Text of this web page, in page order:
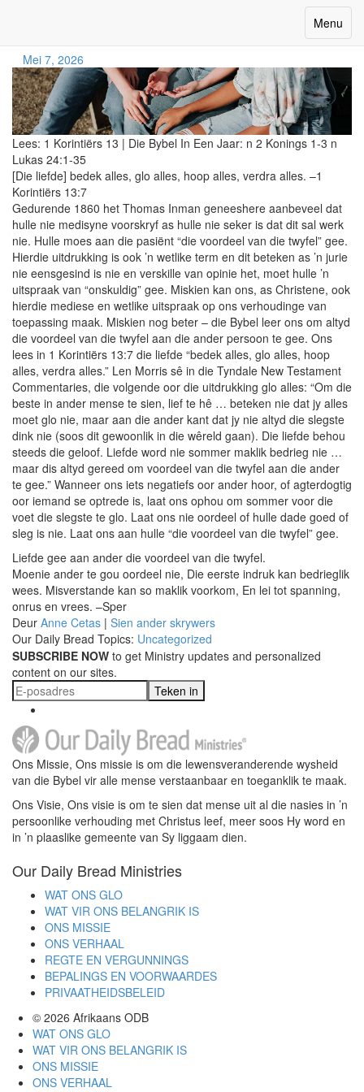
Toggle
Menu
Mei 7, 2026
Lees: 1 Korintiërs 13 | Die Bybel In Een Jaar: n 2 Konings 1-3 n
Lukas 24:1-35
[Die liefde] bedek alles, glo alles, hoop alles, verdra alles. –1
Korintiërs 13:7
Gedurende 1860 het Thomas Inman geneeshere aanbeveel dat
hulle nie medisyne voorskryf as hulle nie seker is dat dit sal werk
nie. Hulle moes aan die pasiënt “die voordeel van die twyfel” gee.
Hierdie uitdrukking is ook ’n wetlike term en dit beteken as ’n jurie
nie eensgesind is nie en verskille van opinie het, moet hulle ’n
uitspraak van “onskuldig” gee. Miskien kan ons, as Christene, ook
hierdie mediese en wetlike uitspraak op ons verhoudinge van
toepassing maak. Miskien nog beter – die Bybel leer ons om altyd
die voordeel van die twyfel aan die ander persoon te gee. Ons
lees in 1 Korintiërs 13:7 die liefde “bedek alles, glo alles, hoop
alles, verdra alles.” Len Morris sê in die Tyndale New Testament
Commentaries, die volgende oor die uitdrukking glo alles: “Om die
beste in ander mense te sien, lief te hê … beteken nie dat jy alles
moet glo nie, maar aan die ander kant dat jy nie altyd die slegste
dink nie (soos dit gewoonlik in die wêreld gaan). Die liefde behou
steeds die geloof. Liefde word nie sommer maklik bedrieg nie …
maar dis altyd gereed om voordeel van die twyfel aan die ander
te gee.” Wanneer ons iets negatiefs oor ander hoor, of agterdogtig
oor iemand se optrede is, laat ons ophou om sommer voor die
voet die slegste te glo. Laat ons nie oordeel of hulle dade goed of
sleg is nie. Laat ons aan hulle “die voordeel van die twyfel” gee.
Liefde gee aan ander die voordeel van die twyfel.
Moenie ander te gou oordeel nie, Die eerste indruk kan bedrieglik
wees. Misverstande kan so maklik voorkom, En lei tot spanning,
onrus en vrees. –Sper
Deur Anne Cetas | Sien ander skrywers
Our Daily Bread Topics: Uncategorized
SUBSCRIBE NOW to get Ministry updates and personalized
content on our sites.
Teken in
Ons Missie, Ons missie is om die lewensveranderende wysheid
van die Bybel vir alle mense verstaanbaar en toeganklik te maak.
Ons Visie, Ons visie is om te sien dat mense uit al die nasies in ’n
persoonlike verhouding met Christus leef, meer soos Hy word en
in ’n plaaslike gemeente van Sy liggaam dien.
Our Daily Bread Ministries
WAT ONS GLO
WAT VIR ONS BELANGRIK IS
ONS MISSIE
ONS VERHAAL
REGTE EN VERGUNNINGS
BEPALINGS EN VOORWAARDES
PRIVAATHEIDSBELEID
© 2026 Afrikaans ODB
WAT ONS GLO
WAT VIR ONS BELANGRIK IS
ONS MISSIE
ONS VERHAAL